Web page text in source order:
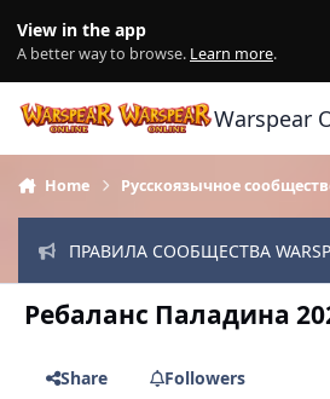
View in the app
A better way to browse. Learn more.
Warspear
Home Русскоязычное
ПРАВИЛА СООБЩЕСТВА
Ребаланс Паладина
Share
Followers